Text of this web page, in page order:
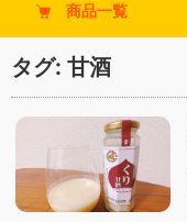
商品一覧
タグ: 甘酒